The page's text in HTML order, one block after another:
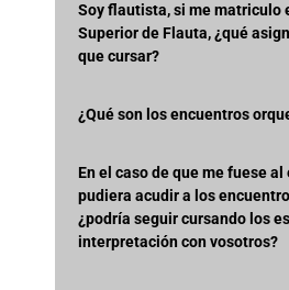
Soy flautista, si me matriculo
Superior de Flauta, ¿qué
que cursar?
¿Qué son los encuentros
En el caso de que me fuese
pudiera acudir a los
¿podría seguir cursando los
interpretación con vosotros?